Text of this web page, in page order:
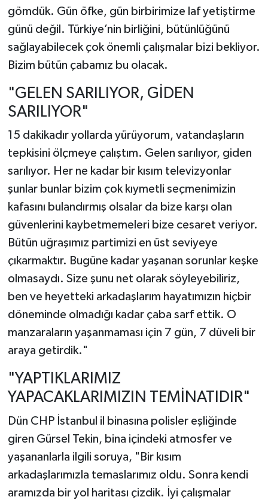
gömdük. Gün öfke, gün birbirimize laf yetiştirme
günü değil. Türkiye’nin birliğini, bütünlüğünü
sağlayabilecek çok önemli çalışmalar bizi bekliyor.
Bizim bütün çabamız bu olacak.
"GELEN SARILIYOR, GİDEN
SARILIYOR"
15 dakikadır yollarda yürüyorum, vatandaşların
tepkisini ölçmeye çalıştım. Gelen sarılıyor, giden
sarılıyor. Her ne kadar bir kısım televizyonlar
şunlar bunlar bizim çok kıymetli seçmenimizin
kafasını bulandırmış olsalar da bize karşı olan
güvenlerini kaybetmemeleri bize cesaret veriyor.
Bütün uğraşımız partimizi en üst seviyeye
çıkarmaktır. Bugüne kadar yaşanan sorunlar keşke
olmasaydı. Size şunu net olarak söyleyebiliriz,
ben ve heyetteki arkadaşlarım hayatımızın hiçbir
döneminde olmadığı kadar çaba sarf ettik. O
manzaraların yaşanmaması için 7 gün, 7 düveli bir
araya getirdik."
"YAPTIKLARIMIZ
YAPACAKLARIMIZIN TEMİNATIDIR"
Dün CHP İstanbul il binasına polisler eşliğinde
giren Gürsel Tekin, bina içindeki atmosfer ve
yaşananlarla ilgili soruya, "Bir kısım
arkadaşlarımızla temaslarımız oldu. Sonra kendi
aramızda bir yol haritası çizdik. İyi çalışmalar